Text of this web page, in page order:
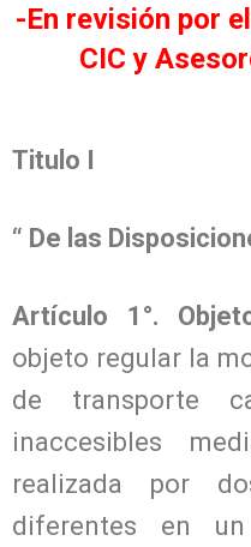
-En revisión por
CIC y
Titulo I
“ De las
Artículo 1°.
objeto regular la
de transporte
inaccesibles
realizada por
diferentes en